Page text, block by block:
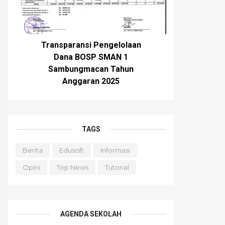
Transparansi Pengelolaan
Dana BOSP SMAN 1
Sambungmacan Tahun
Anggaran 2025
TAGS
Berita Edusoft Informasi
Opini Top News Tutorial
AGENDA SEKOLAH